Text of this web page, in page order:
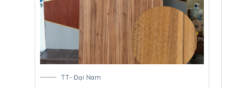
TT- Đại Nam